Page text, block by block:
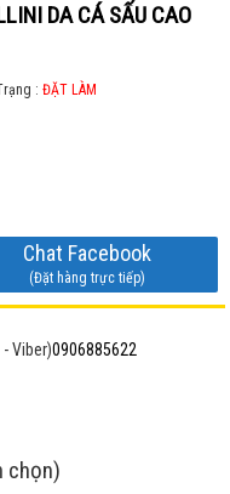
DA CÁ SẤU CAO
: ĐẶT LÀM
Chat Facebook
(Đặt hàng trực tiếp)
Viber)0906885622
chọn)